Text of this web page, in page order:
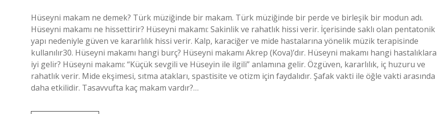
Hüseyni makam ne demek? Türk müziğinde bir makam. Türk müziğinde bir perde ve birleşik bir modun adı.
Hüseyni makamı ne hissettirir? Hüseyni makamı: Sakinlik ve rahatlık hissi verir. İçerisinde saklı olan pentatonik
yapı nedeniyle güven ve kararlılık hissi verir. Kalp, karaciğer ve mide hastalarına yönelik müzik terapisinde
kullanılır30. Hüseyni makamı hangi burç? Hüseyni makamı Akrep (Kova)’dır. Hüseyni makamı hangi hastalıklara
iyi gelir? Hüseyni makamı: “Küçük sevgili ve Hüseyin ile ilgili” anlamına gelir. Özgüven, kararlılık, iç huzuru ve
rahatlık verir. Mide ekşimesi, sıtma atakları, spastisite ve otizm için faydalıdır. Şafak vakti ile öğle vakti arasında
daha etkilidir. Tasavvufta kaç makam vardır?…